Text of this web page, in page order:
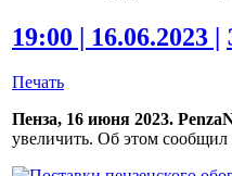
19:00 | 16.06.2023 |
Печать
Пенза, 16 июня 2023.
увеличить. Об этом сообщил